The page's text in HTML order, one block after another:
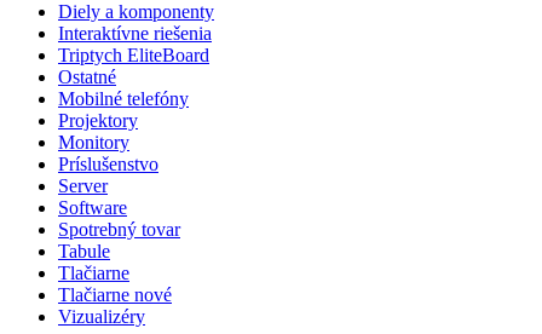
Diely a komponenty
Interaktívne riešenia
Triptych EliteBoard
Ostatné
Mobilné telefóny
Projektory
Monitory
Príslušenstvo
Server
Software
Spotrebný tovar
Tabule
Tlačiarne
Tlačiarne nové
Vizualizéry